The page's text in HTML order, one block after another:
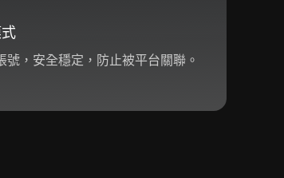
，安全穩定，防止被平台關聯。